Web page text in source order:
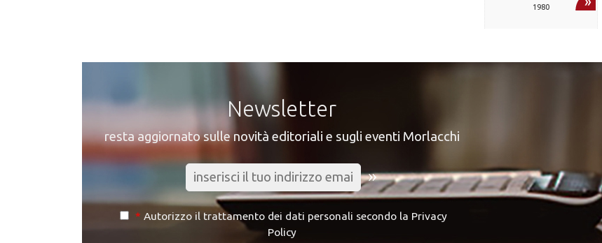
1980
Newsletter
resta aggiornato sulle novità editoriali e sugli eventi Morlacchi
»
* Autorizzo il trattamento dei dati personali secondo la Privacy
Policy